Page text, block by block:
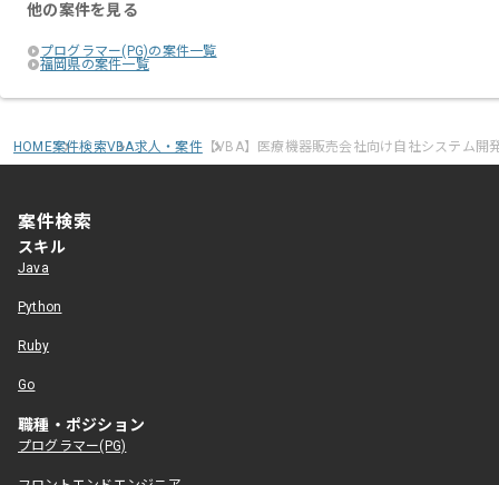
他の案件を見る
プログラマー(PG)の案件一覧
福岡県の案件一覧
HOME案件検索VBA求人・案件【VBA】医療機器販売会社向け自社システム開
案件検索
スキル
Java
Python
Ruby
Go
職種・ポジション
プログラマー(PG)